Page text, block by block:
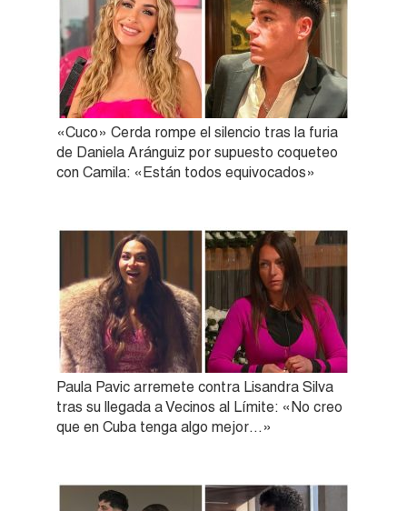
«Cuco» Cerda rompe el silencio tras la furia
de Daniela Aránguiz por supuesto coqueteo
con Camila: «Están todos equivocados»
Paula Pavic arremete contra Lisandra Silva
tras su llegada a Vecinos al Límite: «No creo
que en Cuba tenga algo mejor…»